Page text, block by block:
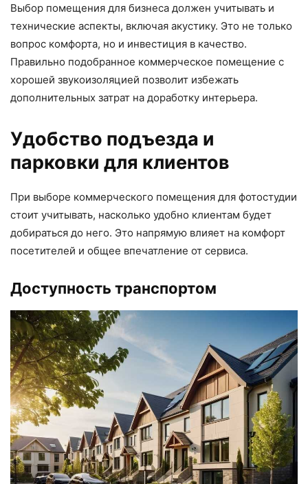
Выбор помещения для бизнеса должен учитывать и
технические аспекты, включая акустику. Это не только
вопрос комфорта, но и инвестиция в качество.
Правильно подобранное коммерческое помещение с
хорошей звукоизоляцией позволит избежать
дополнительных затрат на доработку интерьера.
Удобство подъезда и
парковки для клиентов
При выборе коммерческого помещения для фотостудии
стоит учитывать, насколько удобно клиентам будет
добираться до него. Это напрямую влияет на комфорт
посетителей и общее впечатление от сервиса.
Доступность транспортом